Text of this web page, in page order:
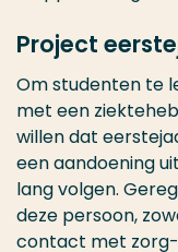
Project
Om studenten te
met een
willen dat
een aandoening
lang volgen.
deze persoon,
contact met zorg-